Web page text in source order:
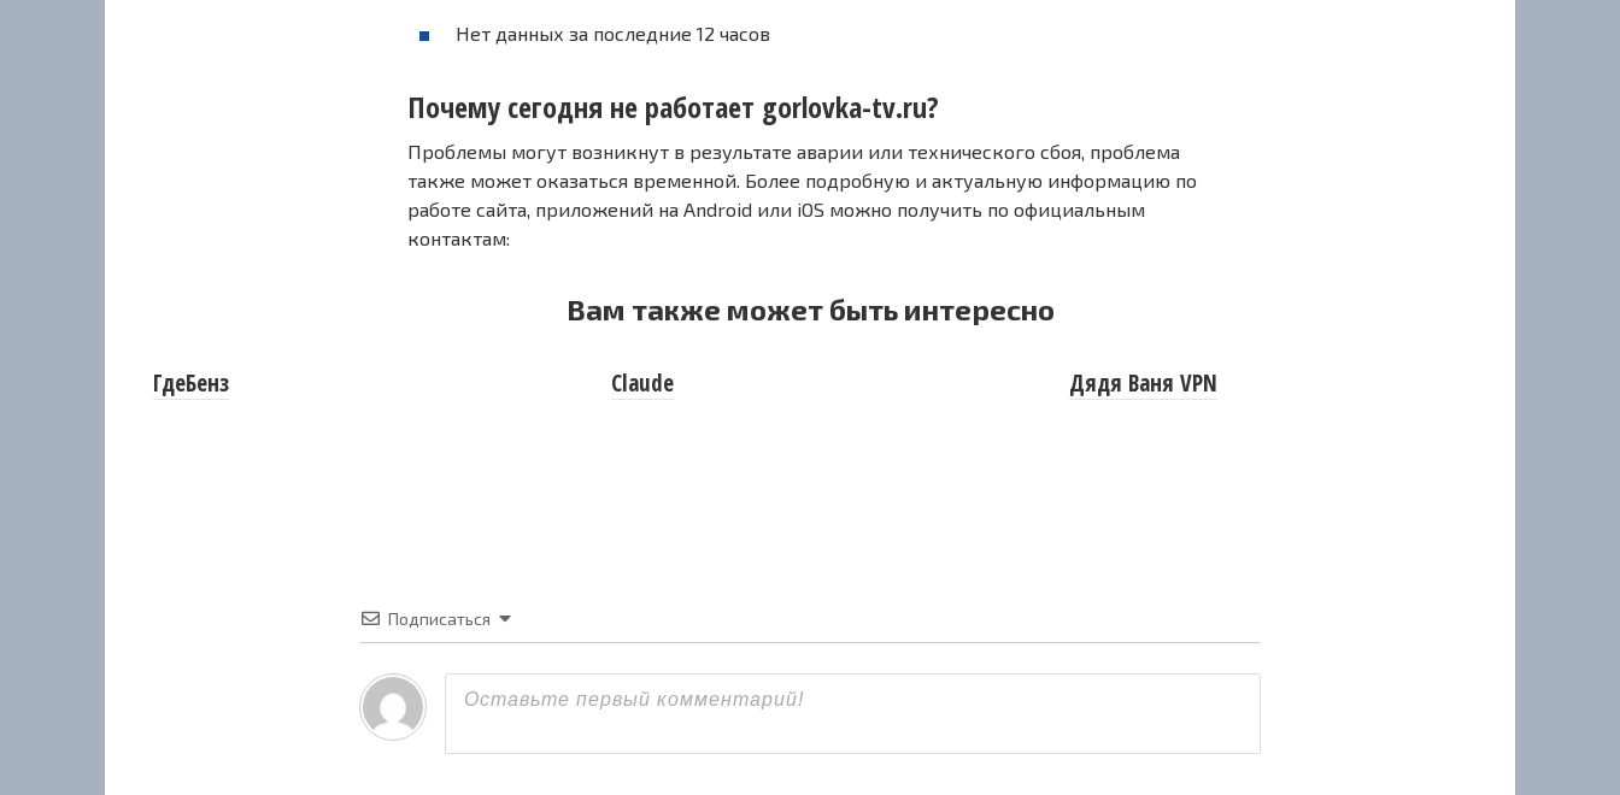
Нет данных за последние 12 часов
Почему сегодня не работает gorlovka-tv.ru?
Проблемы могут возникнут в результате аварии или технического сбоя, проблема
также может оказаться временной. Более подробную и актуальную информацию по
работе сайта, приложений на Android или iOS можно получить по официальным
контактам:
Вам также может быть интересно
ГдеБенз Claude Дядя Ваня VPN
Подписаться